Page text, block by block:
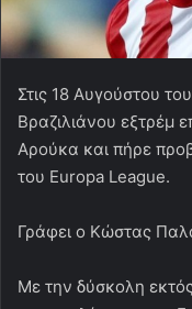
Στις 18 Αυγούστου
Βραζιλιάνου εξτρέμ
Αρούκα και πήρε
του Europa League.
Γράφει ο Κώστας
Με την δύσκολη